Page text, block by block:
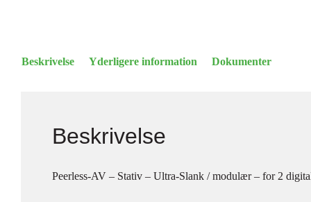
Beskrivelse Yderligere information Dokumenter
Beskrivelse
Peerless-AV – Stativ – Ultra-Slank / modulær – for 2